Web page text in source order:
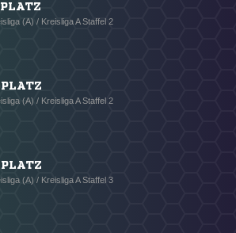
(A) / Kreisliga A Staffel 2
PLATZ
(A) / Kreisliga A Staffel 2
PLATZ
(A) / Kreisliga A Staffel 3